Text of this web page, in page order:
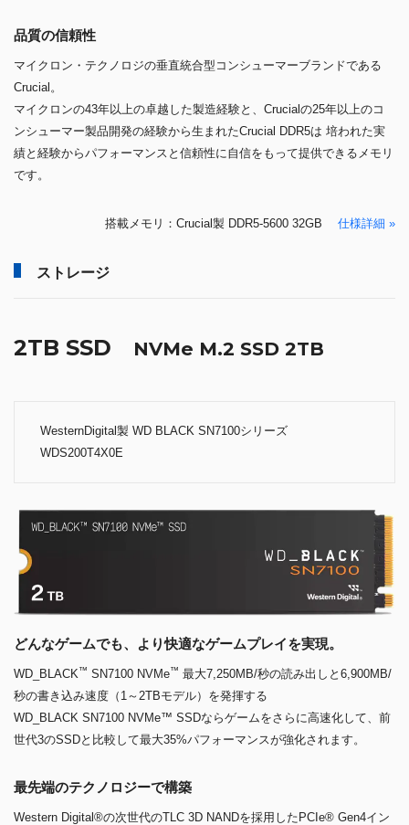
品質の信頼性
マイクロン・テクノロジの垂直統合型コンシューマーブランドである
Crucial。
マイクロンの43年以上の卓越した製造経験と、Crucialの25年以上のコ
ンシューマー製品開発の経験から生まれたCrucial DDR5は 培われた実
績と経験からパフォーマンスと信頼性に自信をもって提供できるメモリ
です。
搭載メモリ：Crucial製 DDR5-5600 32GB 仕様詳細 »
ストレージ
2TB SSD NVMe M.2 SSD 2TB
WesternDigital製 WD BLACK SN7100シリーズ
WDS200T4X0E
どんなゲームでも、より快適なゲームプレイを実現。
WD_BLACK™ SN7100 NVMe™ 最大7,250MB/秒の読み出しと6,900MB/
秒の書き込み速度（1～2TBモデル）を発揮する
WD_BLACK SN7100 NVMe™ SSDならゲームをさらに高速化して、前
世代3のSSDと比較して最大35%パフォーマンスが強化されます。
最先端のテクノロジーで構築
Western Digital®の次世代のTLC 3D NANDを採用したPCIe® Gen4イン